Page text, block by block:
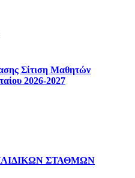
Σίτιση Μαθητών
2026-2027
ΣΤΑΘΜΩΝ